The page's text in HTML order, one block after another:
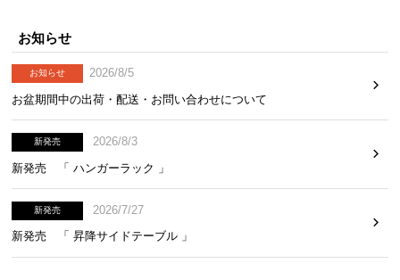
工具不要の簡単組み立て
肘掛けと背もたれを座面の金具にはめ込み、脚を取
り付けるだけで簡単に組み立てることができます。
お知らせ
お知らせ
2026/8/5
お盆期間中の出荷・配送・お問い合わせについて
新発売
2026/8/3
新発売 「 ハンガーラック 」
新発売
2026/7/27
新発売 「 昇降サイドテーブル 」